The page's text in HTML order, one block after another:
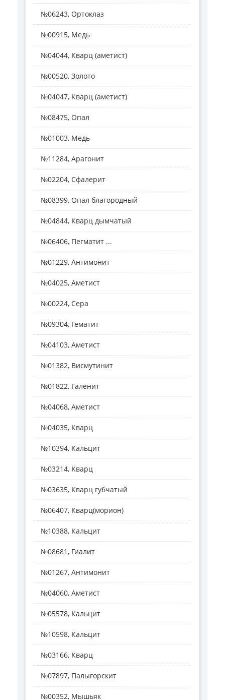
№06243, Ортоклаз
№00915, Медь
№04044, Кварц (аметист)
№00520, Золото
№04047, Кварц (аметист)
№08475, Опал
№01003, Медь
№11284, Арагонит
№02204, Сфалерит
№08399, Опал благородный
№04844, Кварц дымчатый
№06406, Пегматит ...
№01229, Антимонит
№04025, Аметист
№00224, Сера
№09304, Гематит
№04103, Аметист
№01382, Висмутинит
№01822, Галенит
№04068, Аметист
№04035, Кварц
№10394, Кальцит
№03214, Кварц
№03635, Кварц губчатый
№06407, Кварц(морион)
№10388, Кальцит
№08681, Гиалит
№01267, Антимонит
№04060, Аметист
№05578, Кальцит
№10598, Кальцит
№03166, Кварц
№07897, Палыгорскит
№00352, Мышьяк